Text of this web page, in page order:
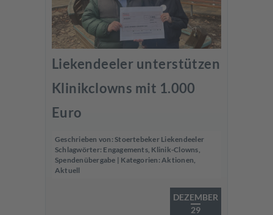
Liekendeeler unterstützen
Klinikclowns mit 1.000
Euro
Geschrieben von: Stoertebeker Liekendeeler
Schlagwörter: Engagements, Klinik-Clowns
Spendenübergabe | Kategorien: Aktionen
Aktuell
DEZEMBER
29